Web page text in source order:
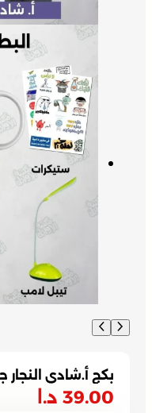
بكج أ.شادي النجار جبل
39.00 د.ا